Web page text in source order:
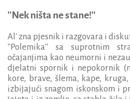
''Nek ništa ne stane!''
Al' zna pjesnik i razgovara i
''Polemika'' sa suprotnim
očajanjima kao neumorni i
djelatni spornik i nepokornik
kore, brave, šlema, kape,
izbijajući snagom iskonskom i